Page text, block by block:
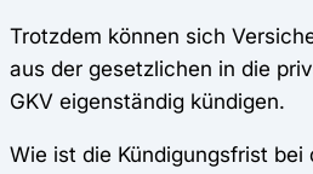
Trotzdem können sich
aus der gesetzlichen in die
GKV eigenständig kündigen.
Wie ist die Kündigungsfrist bei